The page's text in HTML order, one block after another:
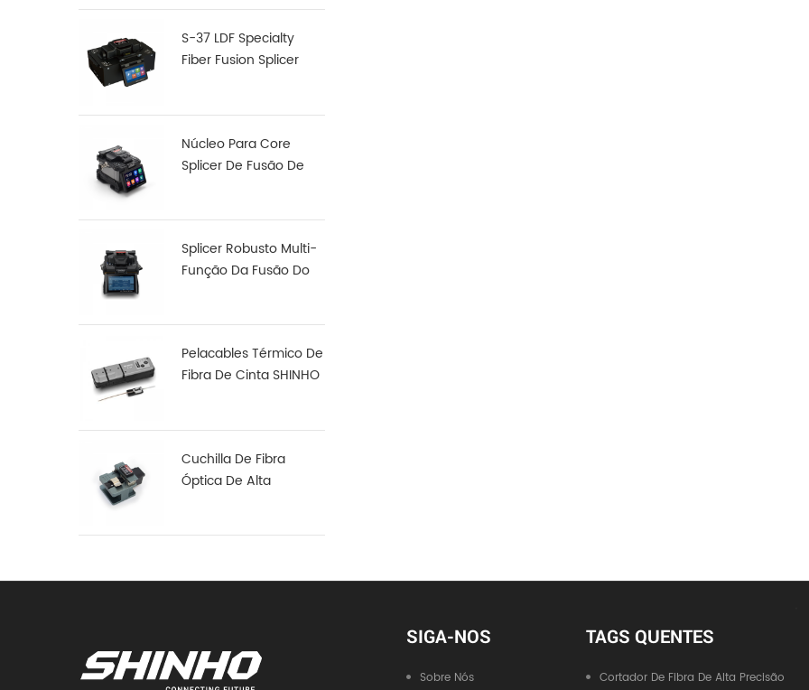
S-37 LDF Specialty
Fiber Fusion Splicer
Núcleo Para Core
Splicer De Fusão De
Splicer Robusto Multi-
Função Da Fusão Do
Pelacables Térmico De
Fibra De Cinta SHINHO
Cuchilla De Fibra
Óptica De Alta
SIGA-NOS
Sobre Nós
TAGS QUENTES
Cortador De Fibra De Alta Precisão